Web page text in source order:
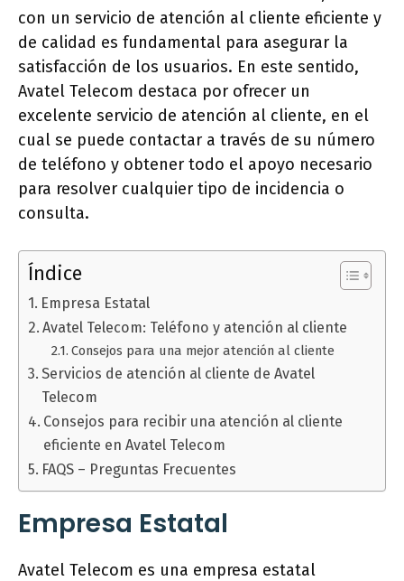
con un servicio de atención al cliente eficiente y
de calidad es fundamental para asegurar la
satisfacción de los usuarios. En este sentido,
Avatel Telecom destaca por ofrecer un
excelente servicio de atención al cliente, en el
cual se puede contactar a través de su número
de teléfono y obtener todo el apoyo necesario
para resolver cualquier tipo de incidencia o
consulta.
Índice
Empresa Estatal
Avatel Telecom: Teléfono y atención al cliente
Consejos para una mejor atención al cliente
Servicios de atención al cliente de Avatel
Telecom
Consejos para recibir una atención al cliente
eficiente en Avatel Telecom
FAQS – Preguntas Frecuentes
Empresa Estatal
Avatel Telecom es una empresa estatal